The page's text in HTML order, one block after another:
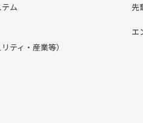
ム
ティ・産業等）
先
エ